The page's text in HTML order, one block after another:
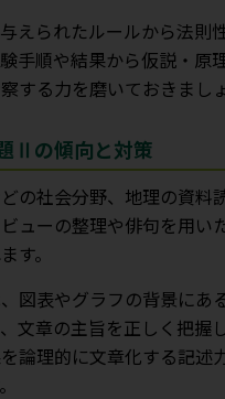
えられたルールから法則
手順や結果から仮説・原
する力を磨いておきましょ
Ⅱの傾向と対策
の社会分野、地理の資料
ューの整理や俳句を用い
す。
図表やグラフの背景にあ
文章の主旨を正しく把握
論理的に文章化する記述